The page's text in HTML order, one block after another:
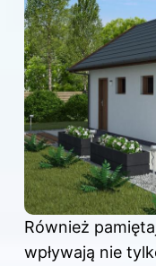
Również
wpływają nie